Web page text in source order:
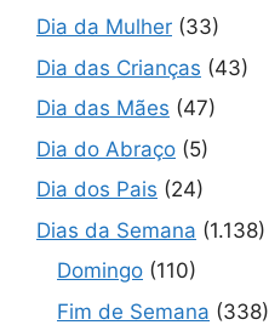
Dia da Mulher (33)
Dia das Crianças (43)
Dia das Mães (47)
Dia do Abraço (5)
Dia dos Pais (24)
Dias da Semana (1.138)
Domingo (110)
Fim de Semana (338)